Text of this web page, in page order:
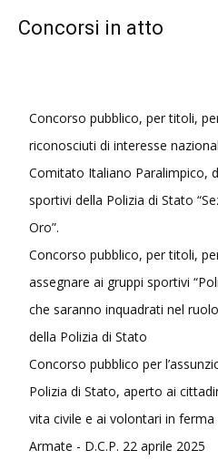
Concorsi in atto
Concorso pubblico, per titoli,
riconosciuti di interesse
Comitato Italiano Paralimpico,
sportivi della Polizia di Stato
Oro”.
Concorso pubblico, per titoli,
assegnare ai gruppi sportivi
che saranno inquadrati nel
della Polizia di Stato
Concorso pubblico per
Polizia di Stato, aperto ai
vita civile e ai volontari in
Armate - D.C.P. 22 aprile 2025